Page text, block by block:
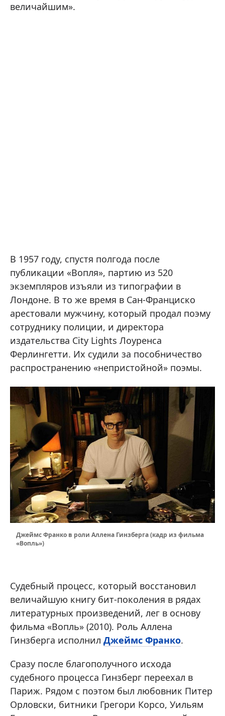
величайшим».
В 1957 году, спустя полгода после
публикации «Вопля», партию из 520
экземпляров изъяли из типографии в
Лондоне. В то же время в Сан-Франциско
арестовали мужчину, который продал поэму
сотруднику полиции, и директора
издательства City Lights Лоуренса
Ферлингетти. Их судили за пособничество
распространению «непристойной» поэмы.
Джеймс Франко в роли Аллена Гинзберга (кадр из фильма
«Вопль»)
Судебный процесс, который восстановил
величайшую книгу бит-поколения в рядах
литературных произведений, лег в основу
фильма «Вопль» (2010). Роль Аллена
Гинзберга исполнил Джеймс Франко.
Сразу после благополучного исхода
судебного процесса Гинзберг переехал в
Париж. Рядом с поэтом был любовник Питер
Орловски, битники Грегори Корсо, Уильям